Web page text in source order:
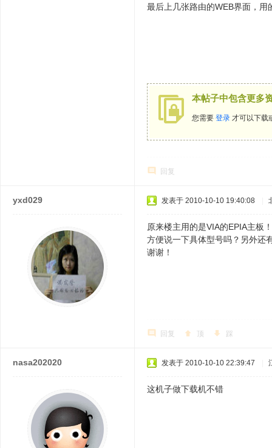
最后上几张路由的WEB界面，用
本帖子中包含更多
您需要 登录 才可以下载
回复
yxd029 发表于 2010-10-10 19:40:08
原来楼主用的是VIA的EPIA主板！
方便说一下具体型号吗？另外还
谢谢！
回复 顶 踩
nasa202020 发表于 2010-10-10 22:39:47
这机子做下载机不错